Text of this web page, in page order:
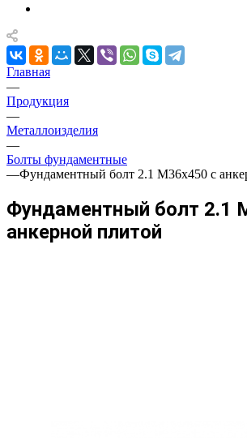
Главная
—
Продукция
—
Металлоизделия
—
Болты фундаментные
—Фундаментный болт 2.1 М36х450 с
Фундаментный болт 2.1
анкерной плитой